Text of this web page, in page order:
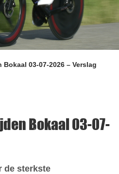
03-07-2026 – Verslag
Bokaal 03-07-
de sterkste